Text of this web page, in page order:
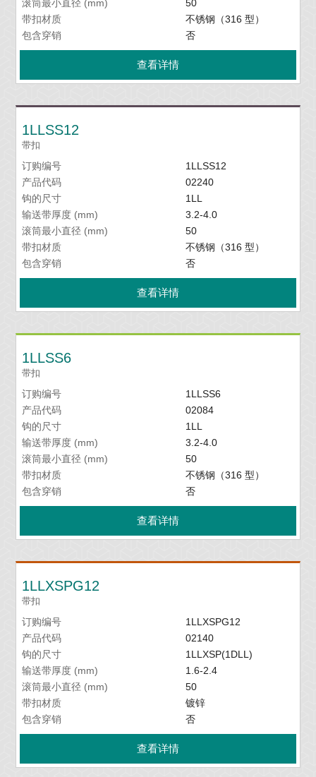
滚筒最小直径 (mm)
50
带扣材质
不锈钢（316 型）
包含穿销
否
查看详情
1LLSS12
带扣
订购编号
1LLSS12
产品代码
02240
钩的尺寸
1LL
输送带厚度 (mm)
3.2-4.0
滚筒最小直径 (mm)
50
带扣材质
不锈钢（316 型）
包含穿销
否
查看详情
1LLSS6
带扣
订购编号
1LLSS6
产品代码
02084
钩的尺寸
1LL
输送带厚度 (mm)
3.2-4.0
滚筒最小直径 (mm)
50
带扣材质
不锈钢（316 型）
包含穿销
否
查看详情
1LLXSPG12
带扣
订购编号
1LLXSPG12
产品代码
02140
钩的尺寸
1LLXSP(1DLL)
输送带厚度 (mm)
1.6-2.4
滚筒最小直径 (mm)
50
带扣材质
镀锌
包含穿销
否
查看详情